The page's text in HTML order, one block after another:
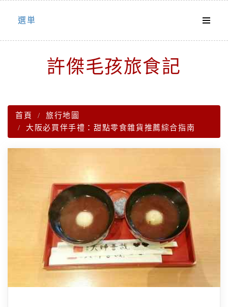
Skip
選単
許傑毛孩旅食記
首頁
旅行地圖
大阪必買伴手禮：甜點零食雜貨推薦綜合指南